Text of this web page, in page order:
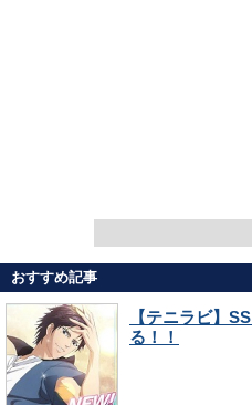
おすすめ記事
【テニラビ】
る！！